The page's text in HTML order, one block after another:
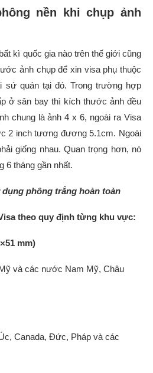
nền khi chụp ảnh
kì quốc gia nào trên thế giới cũng
ảnh chụp để xin visa phụ thuộc
sứ quán tại đó. Trong trường hợp
ở sân bay thì kích thước ảnh đều
chung là ảnh 4 x 6, ngoài ra Visa
2 inch tương đương 5.1cm. Ngoài
giống nhau. Quan trọng hơn, nó
6 tháng gần nhất.
phông trắng hoàn toàn
theo quy định từng khu vực:
mm)
và các nước Nam Mỹ, Châu
Canada, Đức, Pháp và các